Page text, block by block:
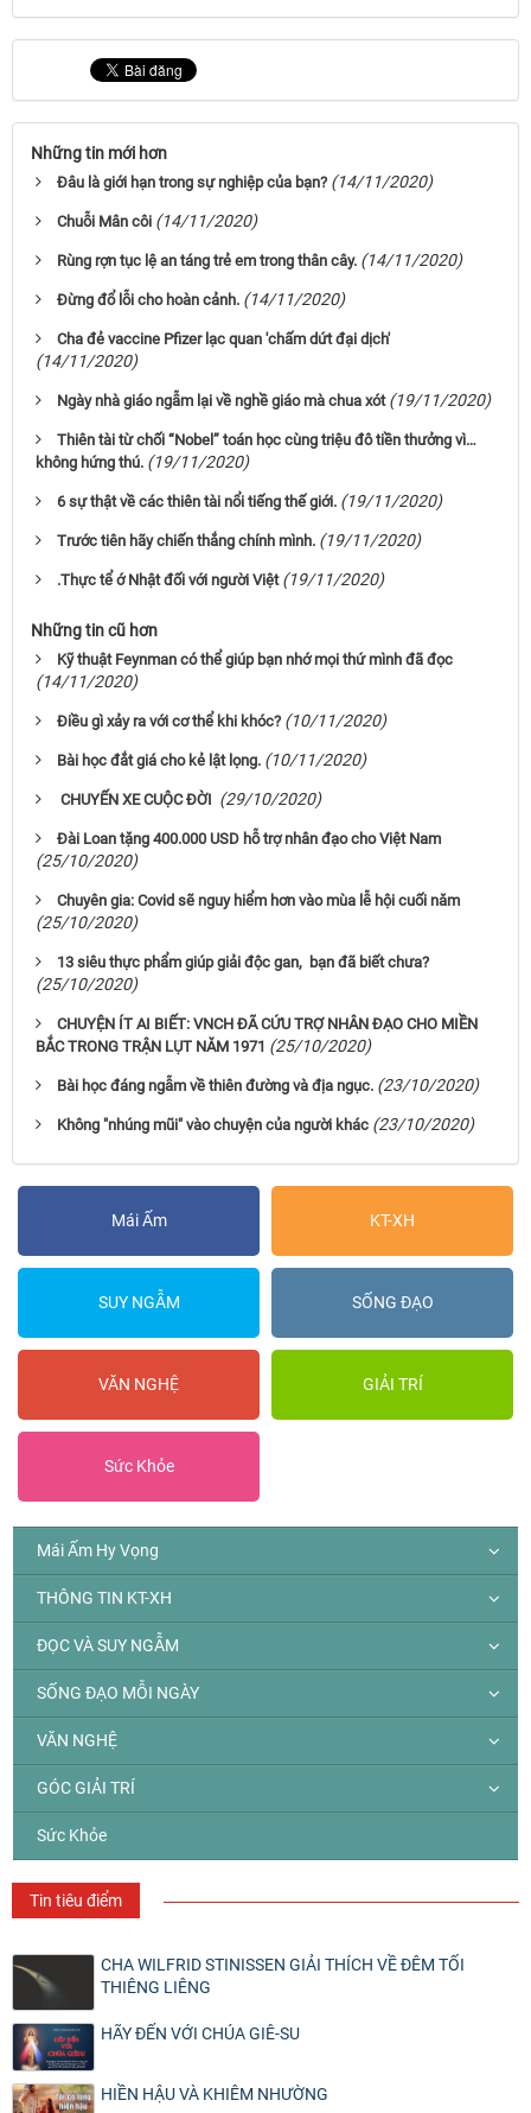
Những tin mới hơn
Đâu là giới hạn trong sự nghiệp của bạn? (14/11/2020)
Chuỗi Mân côi (14/11/2020)
Rùng rợn tục lệ an táng trẻ em trong thân cây. (14/11/2020)
Đừng đổ lỗi cho hoàn cảnh. (14/11/2020)
Cha đẻ vaccine Pfizer lạc quan 'chấm dứt đại dịch'
(14/11/2020)
Ngày nhà giáo ngẫm lại về nghề giáo mà chua xót (19/11/2020)
Thiên tài từ chối “Nobel” toán học cùng triệu đô tiền thưởng vì…
không hứng thú. (19/11/2020)
6 sự thật về các thiên tài nổi tiếng thế giới. (19/11/2020)
Trước tiên hãy chiến thắng chính mình. (19/11/2020)
.Thực tể ớ Nhật đối với người Việt (19/11/2020)
Những tin cũ hơn
Kỹ thuật Feynman có thể giúp bạn nhớ mọi thứ mình đã đọc
(14/11/2020)
Điều gì xảy ra với cơ thể khi khóc? (10/11/2020)
Bài học đắt giá cho kẻ lật lọng. (10/11/2020)
CHUYẾN XE CUỘC ĐỜI (29/10/2020)
Đài Loan tặng 400.000 USD hỗ trợ nhân đạo cho Việt Nam
(25/10/2020)
Chuyên gia: Covid sẽ nguy hiểm hơn vào mùa lễ hội cuối năm
(25/10/2020)
13 siêu thực phẩm giúp giải độc gan, bạn đã biết chưa?
(25/10/2020)
CHUYỆN ÍT AI BIẾT: VNCH ĐÃ CỨU TRỢ NHÂN ĐẠO CHO MIỀN
BẮC TRONG TRẬN LỤT NĂM 1971 (25/10/2020)
Bài học đáng ngẫm về thiên đường và địa ngục. (23/10/2020)
Không "nhúng mũi" vào chuyện của người khác (23/10/2020)
Mái Ấm KT-XH
SUY NGẪM SỐNG ĐẠO
VĂN NGHỆ GIẢI TRÍ
Sức Khỏe
Mái Ấm Hy Vọng
THÔNG TIN KT-XH
ĐỌC VÀ SUY NGẪM
SỐNG ĐẠO MỖI NGÀY
VĂN NGHỆ
GÓC GIẢI TRÍ
Sức Khỏe
Tin tiêu điểm
CHA WILFRID STINISSEN GIẢI THÍCH VỀ ĐÊM TỐI
THIÊNG LIÊNG
HÃY ĐẾN VỚI CHÚA GIÊ-SU
HIỀN HẬU VÀ KHIÊM NHƯỜNG